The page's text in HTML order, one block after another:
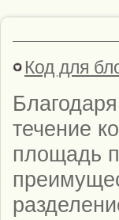
Код для
течение
площадь